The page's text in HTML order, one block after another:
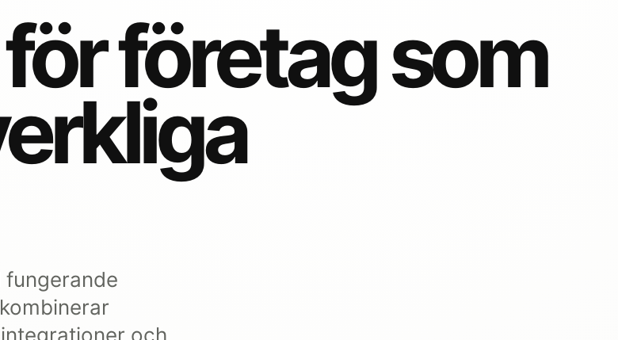
företag som
och